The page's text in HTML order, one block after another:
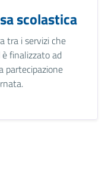
scolastica
tra i servizi che
finalizzato ad
partecipazione